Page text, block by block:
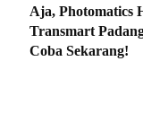
Aja, Photomatics
Transmart
Coba Sekarang!